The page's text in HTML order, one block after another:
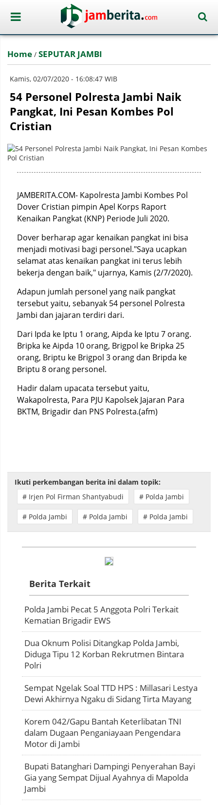
Home / SEPUTAR JAMBI
Kamis, 02/07/2020 - 16:08:47 WIB
54 Personel Polresta Jambi Naik
Pangkat, Ini Pesan Kombes Pol
Cristian
JAMBERITA.COM- Kapolresta Jambi Kombes Pol
Dover Cristian pimpin Apel Korps Raport
Kenaikan Pangkat (KNP) Periode Juli 2020.
Dover berharap agar kenaikan pangkat ini bisa
menjadi motivasi bagi personel."Saya ucapkan
selamat atas kenaikan pangkat ini terus lebih
bekerja dengan baik," ujarnya, Kamis (2/7/2020).
Adapun jumlah personel yang naik pangkat
tersebut yaitu, sebanyak 54 personel Polresta
Jambi dan jajaran terdiri dari.
Dari Ipda ke Iptu 1 orang, Aipda ke Iptu 7 orang.
Bripka ke Aipda 10 orang, Brigpol ke Bripka 25
orang, Briptu ke Brigpol 3 orang dan Bripda ke
Briptu 8 orang personel.
Hadir dalam upacata tersebut yaitu,
Wakapolresta, Para PJU Kapolsek Jajaran Para
BKTM, Brigadir dan PNS Polresta.(afm)
Ikuti perkembangan berita ini dalam topik:
# Irjen Pol Firman Shantyabudi
# Polda Jambi
# Polda Jambi # Polda Jambi # Polda Jambi
Berita Terkait
Polda Jambi Pecat 5 Anggota Polri Terkait
Kematian Brigadir EWS
Dua Oknum Polisi Ditangkap Polda Jambi,
Diduga Tipu 12 Korban Rekrutmen Bintara
Polri
Sempat Ngelak Soal TTD HPS : Millasari Lestya
Dewi Akhirnya Ngaku di Sidang Tirta Mayang
Korem 042/Gapu Bantah Keterlibatan TNI
dalam Dugaan Penganiayaan Pengendara
Motor di Jambi
Bupati Batanghari Dampingi Penyerahan Bayi
Gia yang Sempat Dijual Ayahnya di Mapolda
Jambi